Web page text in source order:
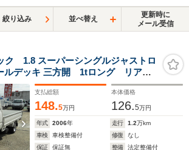
絞り込み 並べ替え
更新時に
メール受信
ク 1.8 スーパーシングルジャストロ
ルデッキ 三方開 1tロング リアシ
支払総額
148.5万円
本体価格
126.5万円
年式 2006年 走行 1.2万km
車検
車検整備付 修復
なし
保証
保証無 整備
法定整備付